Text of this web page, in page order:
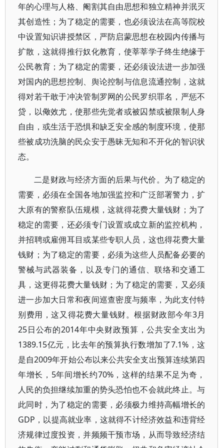
年的心理与人格、阉割其自由思想和独立精神并泯灭
其创造性；为了稳定的需要，也必须设法在高等院校
中设置知识讲授禁区，严防启蒙思想在校园内传播与
扩散，这就得推行奴化教育，使莘莘学子终生绝缘于
公民教育；为了稳定的需要，还必须设法进一步加强
对国内的思想控制、舆论控制与信息流通控制，这就
得对若干敢于冲决管制罗网的公民罗织罪名，严惩不
贷，以儆效尤，使那些先觉者或被囚禁或被限制人身
自由，或生活于恐惧和缺乏安全感的制度环境，使那
些被成功洗脑的民众安于愚昧无知和不开化的智识状
态。
二是财政与经济方面的后果与代价。为了稳定的
需要，必须在全国各地加强监控和广泛部署警力，扩
大原有的警察队伍规模，这就得花费大量钱财；为了
稳定的需要，还必须专门设置或成立新的监控机构，
并招聘或雇佣耳目或某些专职人员，这也得花费大量
钱财；为了稳定的需要，必须为这些人员配备必要的
警械与武器装备，以及专门的通信、联络和交通工
具，这更得花费大量钱财；为了稳定的需要，又必须
进一步加大日常和夜间巡查密度与频率，为此支付特
别费用，这又得花费大量钱财。根据财政部今年3月
25日公布的2014年中央财政预算，公共安全支出为
1389.15亿元，比去年的预算执行数增加了7.1%，这
是自2009年开始公布以来公共安全支出预算连续第四
年增长，5年间增长约70%，这样的结果不足为奇，
人民的负担继续加重的势头恐怕也不会就此终止。与
此同时，为了稳定的需要，必须极力维持高幅增长的
GDP，以提高就业率，这就得不计经济效益和违背经
济规律过度投资，并频频干预市场，从而导致经济结